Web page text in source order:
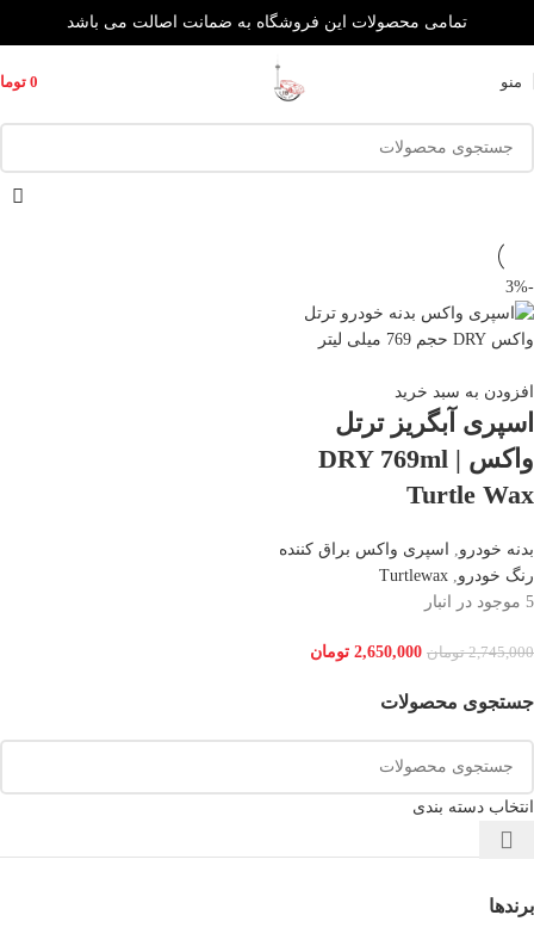
تمامی محصولات این فروشگاه به ضمانت اصالت می باشد
منو 0
جستجوی محصولات
انتخاب دسته بندی
برندها
-3%
افزودن به سبد خرید
اسپری آبگریز ترتل
واکس DRY 769ml |
Turtle Wax
بدنه خودرو,
اسپری واکس براق کننده
رنگ خودرو,
Turtlewax
5 موجود در انبار
2,745,000 تومان 2,650,000 تومان